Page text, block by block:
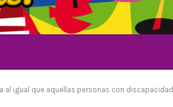
igual que aquellas personas con discapacidad